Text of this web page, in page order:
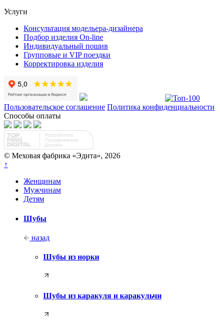
Услуги
Консультация модельера-дизайнера
Подбор изделия On-line
Индивидуальный пошив
Групповые и VIP поездки
Корректировка изделия
Пользовательское соглашение Политика конфиденциальности
Способы оплаты
© Меховая фабрика «Эдита», 2026
↑
Женщинам
Мужчинам
Детям
Шубы
назад
Шубы из норки
Шубы из каракуля и каракульчи